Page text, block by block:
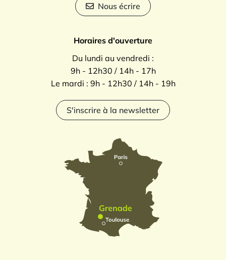
Nous écrire
Horaires d'ouverture
Du lundi au vendredi :
9h - 12h30 / 14h - 17h
Le mardi : 9h - 12h30 / 14h - 19h
S'inscrire à la newsletter